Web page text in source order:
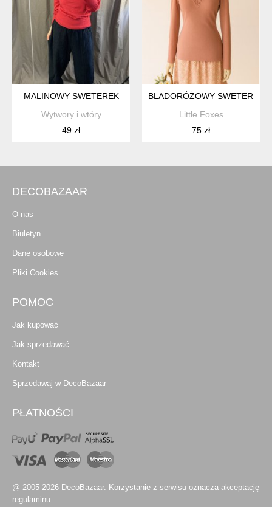
MALINOWY SWETEREK
Wytwory i wtóry
49 zł
BLADORÓŻOWY SWETEREK
Little Foxes
75 zł
DECOBAZAAR
O nas
Biuletyn
Dane osobowe
Pliki Cookies
POMOC
Jak kupować
Jak sprzedawać
Kontakt
Sprzedawaj w DecoBazaar
PŁATNOŚCI
@ 2005-2026 DecoBazaar. Korzystanie z serwisu oznacza akceptację
regulaminu.